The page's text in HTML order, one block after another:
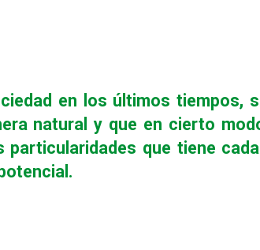
en los últimos tiempos,
natural y que en cierto
que tiene